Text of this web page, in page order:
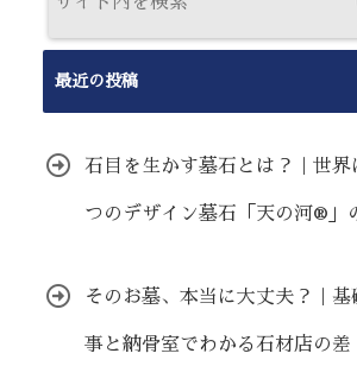
最近の投稿
石目を生かす墓石とは？｜世界
つのデザイン墓石「天の河®」
そのお墓、本当に大丈夫？｜基
事と納骨室でわかる石材店の差